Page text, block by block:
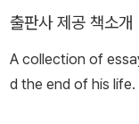
세상을 인식하고 경험
은 인간 뇌에 관한 현대
욕타임스》로부터 “의
출판사 제공 책소개
A collection of
d the end of his life.